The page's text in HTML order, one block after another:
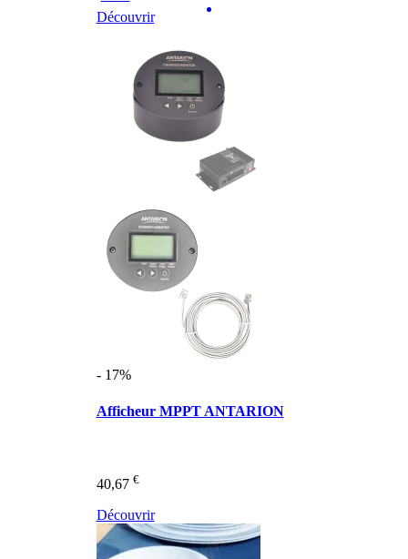
Découvrir
- 17%
Afficheur MPPT ANTARION
40,67 €
Découvrir